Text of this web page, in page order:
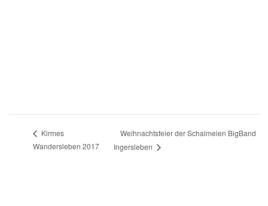
Kirmes
Wandersleben 2017
Weihnachtsfeier der Schalmeien BigBand
Ingersleben